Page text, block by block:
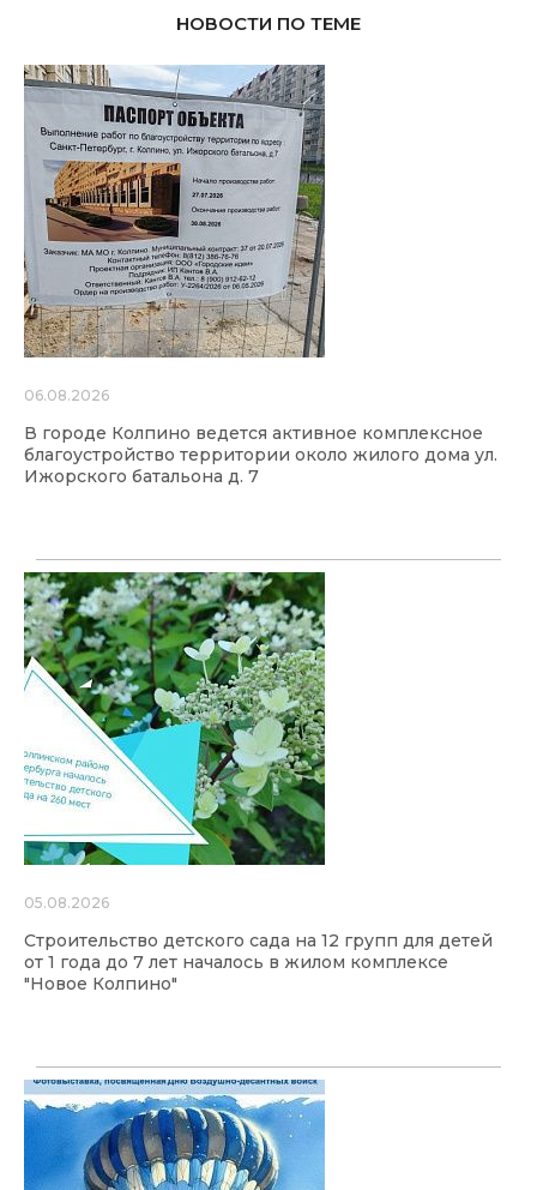
НОВОСТИ ПО ТЕМЕ
06.08.2026
В городе Колпино ведется активное комплексное
благоустройство территории около жилого дома ул.
Ижорского батальона д. 7
05.08.2026
Строительство детского сада на 12 групп для детей
от 1 года до 7 лет началось в жилом комплексе
"Новое Колпино"